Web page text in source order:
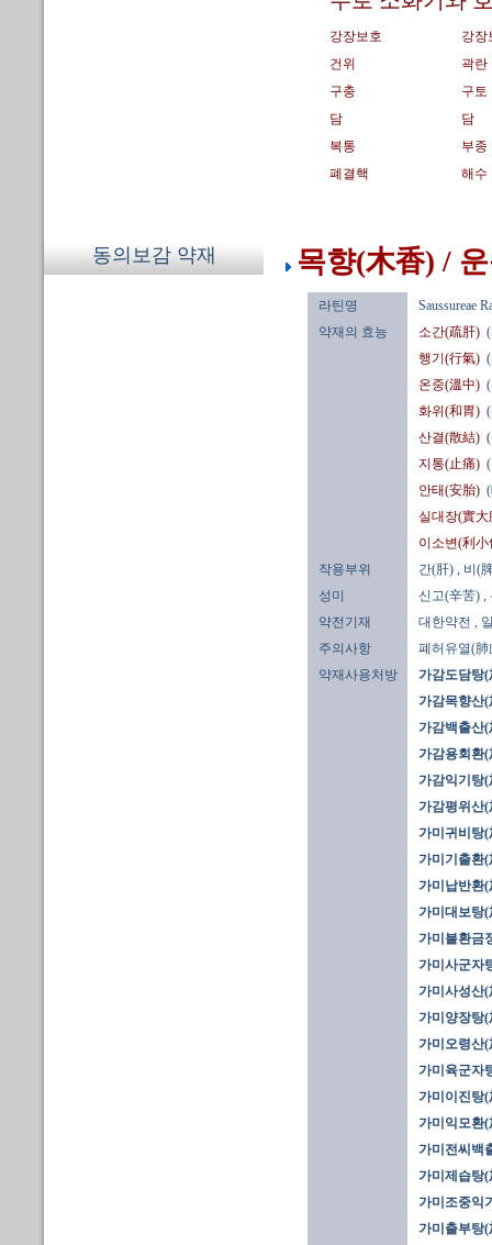
강장보호
강장
건위
곽란
구충
구토
담
담
복통
부종
폐결핵
해수
동의보감 약재 목향(木香) /
라틴명
Saussureae
약재의 효능
소간(疏肝)
행기(行氣)
온중(溫中)
화위(和胃)
산결(散結)
지통(止痛)
안태(安胎)
실대장(實大
이소변(利小
작용부위
간(肝)
, 비(
성미
신고(辛苦)
약전기재
대한약전
,
주의사항
폐허유열(肺
약재사용처방
가감도담탕
가감목향산
가감백출산
가감용회환
가감익기탕
가감평위산
가미귀비탕
가미기출환
가미납반환
가미대보탕
가미불환금
가미사군자
가미사성산
가미양장탕
가미오령산
가미육군자
가미이진탕
가미익모환
가미전씨백
가미제습탕
가미조중익
가미출부탕